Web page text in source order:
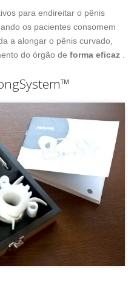
para endireitar o pênis
os pacientes consomem
a alongar o pênis curvado,
do órgão de forma eficaz